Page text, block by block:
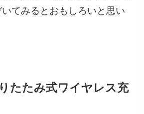
てみるとおもしろいと思い
たたみ式ワイヤレス充